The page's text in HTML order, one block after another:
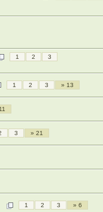
1 2 3
1 2 3 » 13
3 » 21
1 2 3 » 6